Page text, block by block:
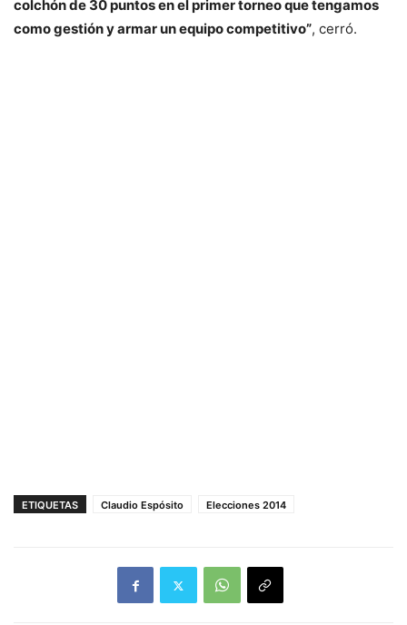
colchón de 30 puntos en el primer torneo que tengamos
como gestión y armar un equipo competitivo”, cerró.
ETIQUETAS Claudio Espósito Elecciones 2014